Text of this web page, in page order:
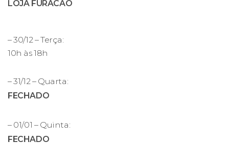
LOJA FURACÃO
– 30/12 – Terça:
10h às 18h
– 31/12 – Quarta:
FECHADO
– 01/01 – Quinta:
FECHADO